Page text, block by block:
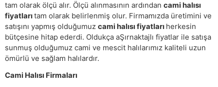
tam olarak ölçü alır. Ölçü alınmasının ardından cami halısı
fiyatlarıtam olarak belirlenmiş olur. Firmamızda üretimini ve
satışını yapmış olduğumuz cami halısı fiyatları herkesin
bütçesine hitap ederdi. Oldukça aŞırnaktajlı fiyatlar ile satışa
sunmuş olduğumuz cami ve mescit halılarımız kaliteli uzun
ömürlü ve sağlam halılardır.
Cami Halısı Firmaları